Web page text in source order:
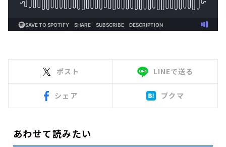
ポスト LINEで送る
シェア ブクマ
あわせて読みたい